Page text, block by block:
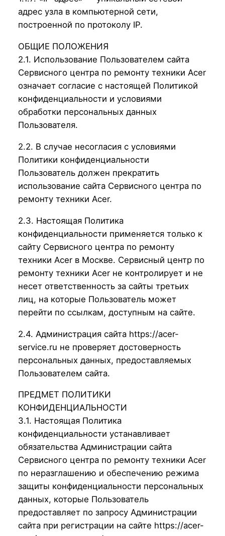
адрес узла в компьютерной сети,
построенной по протоколу IP.
ОБЩИЕ ПОЛОЖЕНИЯ
2.1. Использование Пользователем сайта
Сервисного центра по ремонту техники Acer
означает согласие с настоящей Политикой
конфиденциальности и условиями
обработки персональных данных
Пользователя.
2.2. В случае несогласия с условиями
Политики конфиденциальности
Пользователь должен прекратить
использование сайта Сервисного центра по
ремонту техники Acer.
2.3. Настоящая Политика
конфиденциальности применяется только к
сайту Сервисного центра по ремонту
техники Acer в Москве. Сервисный центр по
ремонту техники Acer не контролирует и не
несет ответственность за сайты третьих
лиц, на которые Пользователь может
перейти по ссылкам, доступным на сайте.
2.4. Администрация сайта https://acer-
service.ru не проверяет достоверность
персональных данных, предоставляемых
Пользователем сайта.
ПРЕДМЕТ ПОЛИТИКИ
КОНФИДЕНЦИАЛЬНОСТИ
3.1. Настоящая Политика
конфиденциальности устанавливает
обязательства Администрации сайта
Сервисного центра по ремонту техники Acer
по неразглашению и обеспечению режима
защиты конфиденциальности персональных
данных, которые Пользователь
предоставляет по запросу Администрации
сайта при регистрации на сайте https://acer-